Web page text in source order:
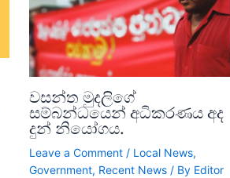
වසන්ත මුදලිගේ
සම්බන්ධයෙන් අධිකරණය අද
දුන් නියෝගය.
Leave a Comment / Local News,
Government, Recent News / By Editor